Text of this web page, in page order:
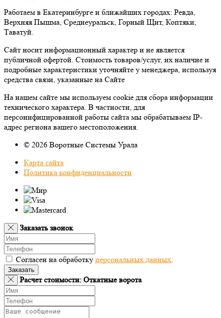
Работаем в Екатеринбурге и ближайших городах: Ревда,
Верхняя Пышма, Среднеуральск, Горный Щит, Коптяки,
Таватуй.
Сайт носит информационный характер и не является
публичной офертой. Стоимость товаров/услуг, их наличие и
подробные характеристики уточняйте у менеджера, используя
средства связи, указанные на Сайте
На нашем сайте мы используем cookie для сбора информации
технического характера. В частности, для
персонифицированной работы сайта мы обрабатываем IP-
адрес региона вашего местоположения.
© 2026 Воротные Системы Урала
Карта сайта
Политика конфиденциальности
Заказать звонок
Согласен на обработку персональных данных.
Заказать
Расчет стоимости: Откатные ворота